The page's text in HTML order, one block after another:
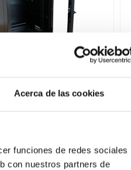
Acerca de las cookies
funciones de redes sociales
con nuestros partners de
31GTS2266
19" s 22u f600
+ accesorio global
Comprar